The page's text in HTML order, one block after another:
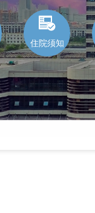

住院须知